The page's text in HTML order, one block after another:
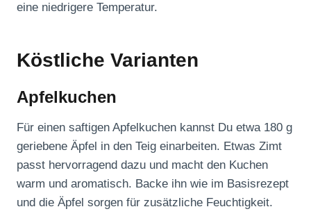
eine niedrigere Temperatur.
Köstliche Varianten
Apfelkuchen
Für einen saftigen Apfelkuchen kannst Du etwa 180 g
geriebene Äpfel in den Teig einarbeiten. Etwas Zimt
passt hervorragend dazu und macht den Kuchen
warm und aromatisch. Backe ihn wie im Basisrezept
und die Äpfel sorgen für zusätzliche Feuchtigkeit.